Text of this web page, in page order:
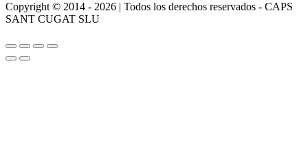
Copyright © 2014 - 2026 | Todos los derechos reservados - CAPS
SANT CUGAT SLU